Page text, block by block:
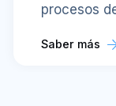
procesos
Saber más